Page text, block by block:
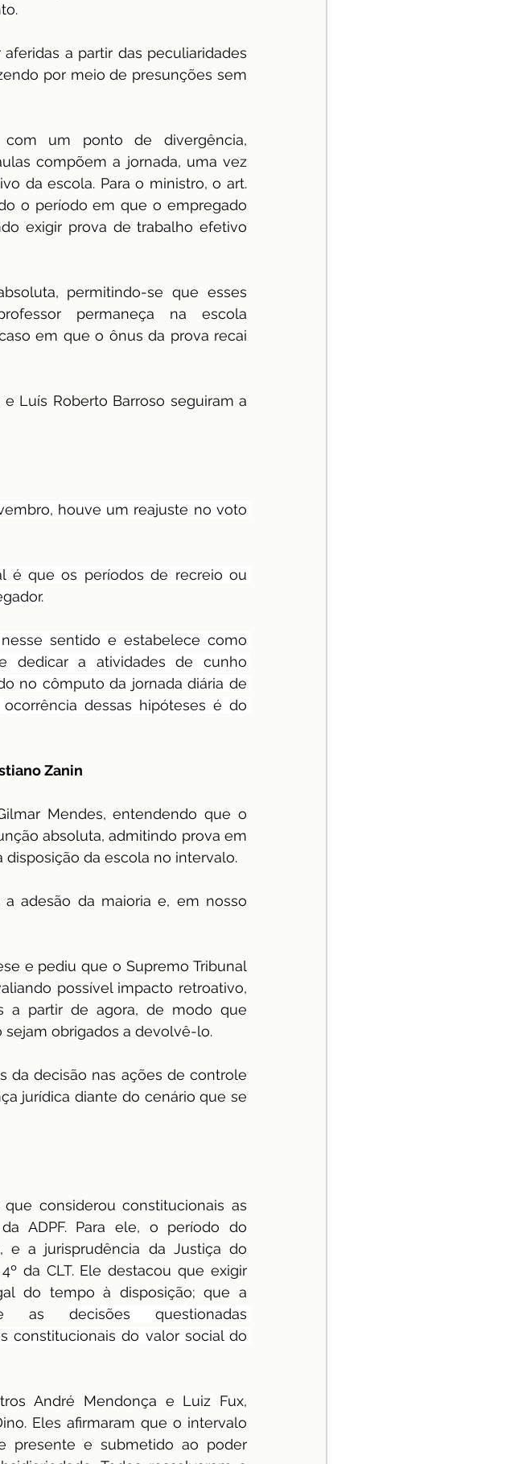
a partir das peculiaridades
por meio de presunções sem
um ponto de divergência,
compõem a jornada, uma vez
da escola. Para o ministro, o art.
o período em que o empregado
exigir prova de trabalho efetivo
permitindo-se que esses
permaneça na escola
em que o ônus da prova recai
Luís Roberto Barroso seguiram a
houve um reajuste no voto
é que os períodos de recreio ou
sentido e estabelece como
dedicar a atividades de cunho
no cômputo da jornada diária de
dessas hipóteses é do
Zanin
Mendes, entendendo que o
absoluta, admitindo prova em
da escola no intervalo.
adesão da maioria e, em nosso
e pediu que o Supremo Tribunal
possível impacto retroativo,
a partir de agora, de modo que
obrigados a devolvê-lo.
da decisão nas ações de controle
jurídica diante do cenário que se
considerou constitucionais as
ADPF. Para ele, o período do
e a jurisprudência da Justiça do
da CLT. Ele destacou que exigir
do tempo à disposição; que a
as decisões questionadas
constitucionais do valor social do
André Mendonça e Luiz Fux,
Eles afirmaram que o intervalo
presente e submetido ao poder